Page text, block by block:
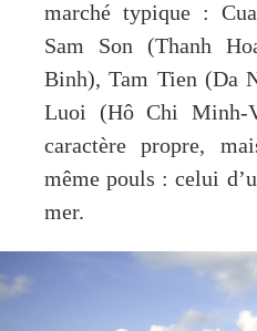
marché typique :
Sam Son (Thanh
Binh), Tam Tien (Da
Luoi (Hô Chi Minh-
caractère propre,
même pouls : celui
mer.